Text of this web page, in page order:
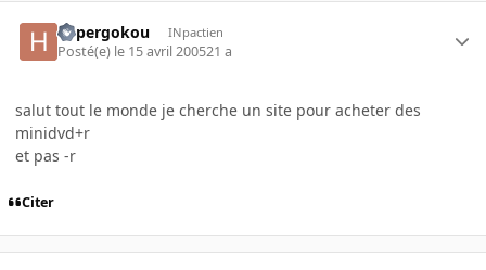
hypergokou INpactien
Posté(e) le 15 avril 200521 a
salut tout le monde je cherche un site pour acheter des
minidvd+r
et pas -r
Citer